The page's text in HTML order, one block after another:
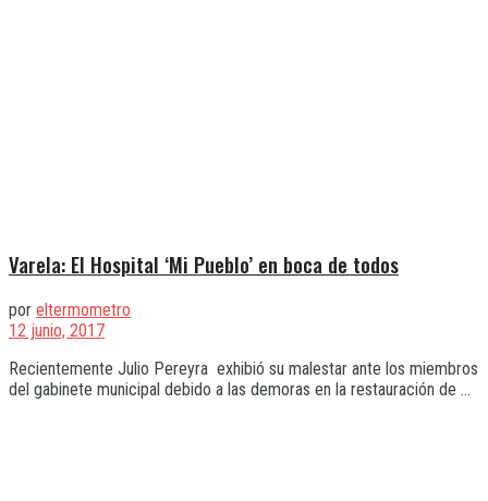
Varela: El Hospital ‘Mi Pueblo’ en boca de todos
por eltermometro
12 junio, 2017
Recientemente Julio Pereyra exhibió su malestar ante los miembros
del gabinete municipal debido a las demoras en la restauración de ...